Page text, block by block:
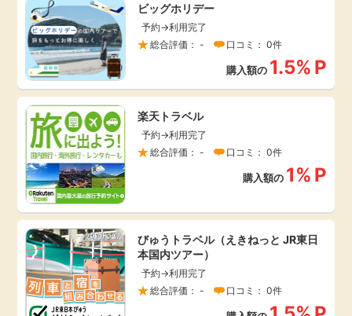
無料
即日還元
アンケート
ゲーム
買い物
モニター
クレジットカード
暮らし
引っ越し
買取・査定
学び
進学・教育
美容・健康
ビッグホリデー
予約→利用完了
総合評価： -
口コミ： 0件
購入額の 1.5% P
楽天トラベル
予約→利用完了
総合評価： -
口コミ： 0件
購入額の 1% P
びゅうトラベル（えきねっと JR東日
本国内ツアー）
予約→利用完了
総合評価： -
口コミ： 0件